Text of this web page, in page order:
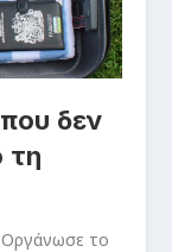
δεν
τη
Oργάνωσε το